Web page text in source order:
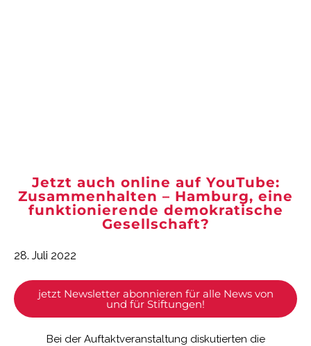
Jetzt auch online auf YouTube:
Zusammenhalten – Hamburg, eine
funktionierende demokratische
Gesellschaft?
28. Juli 2022
jetzt Newsletter abonnieren für alle News von
und für Stiftungen!
Bei der Auftaktveranstaltung diskutierten die